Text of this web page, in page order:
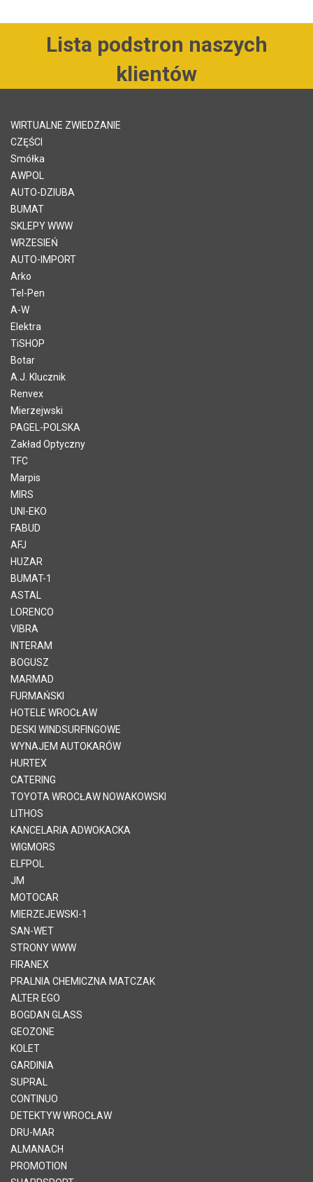
Lista podstron naszych
klientów
WIRTUALNE ZWIEDZANIE
CZĘŚCI
Smółka
AWPOL
AUTO-DZIUBA
BUMAT
SKLEPY WWW
WRZESIEŃ
AUTO-IMPORT
Arko
Tel-Pen
A-W
Elektra
TiSHOP
Botar
A.J. Klucznik
Renvex
Mierzejwski
PAGEL-POLSKA
Zakład Optyczny
TFC
Marpis
MIRS
UNI-EKO
FABUD
AFJ
HUZAR
BUMAT-1
ASTAL
LORENCO
VIBRA
INTERAM
BOGUSZ
MARMAD
FURMAŃSKI
HOTELE WROCŁAW
DESKI WINDSURFINGOWE
WYNAJEM AUTOKARÓW
HURTEX
CATERING
TOYOTA WROCŁAW NOWAKOWSKI
LITHOS
KANCELARIA ADWOKACKA
WIGMORS
ELFPOL
JM
MOTOCAR
MIERZEJEWSKI-1
SAN-WET
STRONY WWW
FIRANEX
PRALNIA CHEMICZNA MATCZAK
ALTER EGO
BOGDAN GLASS
GEOZONE
KOLET
GARDINIA
SUPRAL
CONTINUO
DETEKTYW WROCŁAW
DRU-MAR
ALMANACH
PROMOTION